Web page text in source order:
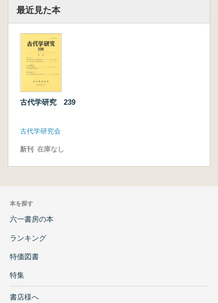
最近見た本
古代学研究 239
古代学研究会
新刊 在庫なし
本を探す
六一書房の本
ランキング
特価図書
特集
書店様へ